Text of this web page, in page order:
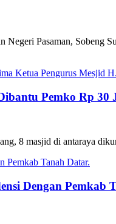
Negeri Pasaman,
Pemko Rp 30
8 masjid di antaraya
Dengan Pemkab